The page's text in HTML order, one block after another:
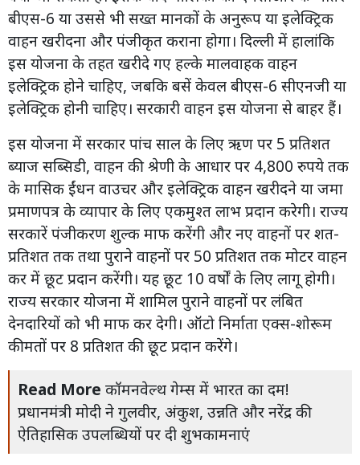
बीएस-6 या उससे भी सख्त मानकों के अनुरूप या इलेक्ट्रिक
वाहन खरीदना और पंजीकृत कराना होगा। दिल्ली में हालांकि
इस योजना के तहत खरीदे गए हल्के मालवाहक वाहन
इलेक्ट्रिक होने चाहिए, जबकि बसें केवल बीएस-6 सीएनजी या
इलेक्ट्रिक होनी चाहिए। सरकारी वाहन इस योजना से बाहर हैं।
इस योजना में सरकार पांच साल के लिए ऋण पर 5 प्रतिशत
ब्याज सब्सिडी, वाहन की श्रेणी के आधार पर 4,800 रुपये तक
के मासिक ईंधन वाउचर और इलेक्ट्रिक वाहन खरीदने या जमा
प्रमाणपत्र के व्यापार के लिए एकमुश्त लाभ प्रदान करेगी। राज्य
सरकारें पंजीकरण शुल्क माफ करेंगी और नए वाहनों पर शत-
प्रतिशत तक तथा पुराने वाहनों पर 50 प्रतिशत तक मोटर वाहन
कर में छूट प्रदान करेंगी। यह छूट 10 वर्षों के लिए लागू होगी।
राज्य सरकार योजना में शामिल पुराने वाहनों पर लंबित
देनदारियों को भी माफ कर देगी। ऑटो निर्माता एक्स-शोरूम
कीमतों पर 8 प्रतिशत की छूट प्रदान करेंगे।
Read More कॉमनवेल्थ गेम्स में भारत का दम!
प्रधानमंत्री मोदी ने गुलवीर, अंकुश, उन्नति और नरेंद्र की
ऐतिहासिक उपलब्धियों पर दी शुभकामनाएं